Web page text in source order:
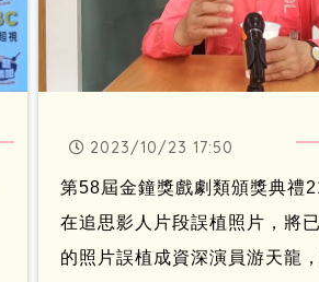
2023/10/23 17:50
第58屆金鐘獎戲劇類頒獎典禮
在追思影人片段誤植照片，將
的照片誤植成資深演員游天龍